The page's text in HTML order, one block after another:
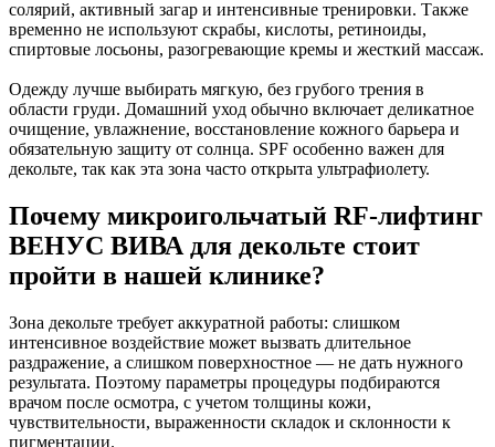
солярий, активный загар и интенсивные тренировки. Также
временно не используют скрабы, кислоты, ретиноиды,
спиртовые лосьоны, разогревающие кремы и жесткий массаж.
Одежду лучше выбирать мягкую, без грубого трения в
области груди. Домашний уход обычно включает деликатное
очищение, увлажнение, восстановление кожного барьера и
обязательную защиту от солнца. SPF особенно важен для
декольте, так как эта зона часто открыта ультрафиолету.
Почему микроигольчатый RF-лифтинг
ВЕНУС ВИВА для декольте стоит
пройти в нашей клинике?
Зона декольте требует аккуратной работы: слишком
интенсивное воздействие может вызвать длительное
раздражение, а слишком поверхностное — не дать нужного
результата. Поэтому параметры процедуры подбираются
врачом после осмотра, с учетом толщины кожи,
чувствительности, выраженности складок и склонности к
пигментации.